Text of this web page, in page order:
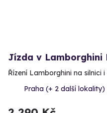
Jízda v Lamborghini
Řízení Lamborghini na silnici i
Praha (+ 2 další lokality)